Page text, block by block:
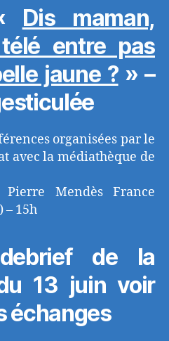
Dis maman,
entre pas
jaune ?» –
organisées par le
avec la médiathèque de
Mendès France
– 15h
de la
13 juin voir
échanges